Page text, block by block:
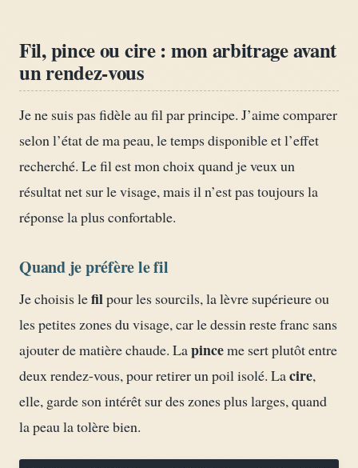
Fil, pince ou cire : mon arbitrage avant
un rendez-vous
Je ne suis pas fidèle au fil par principe. J’aime comparer
selon l’état de ma peau, le temps disponible et l’effet
recherché. Le fil est mon choix quand je veux un
résultat net sur le visage, mais il n’est pas toujours la
réponse la plus confortable.
Quand je préfère le fil
Je choisis lefilpour les sourcils, la lèvre supérieure ou
les petites zones du visage, car le dessin reste franc sans
ajouter de matière chaude. Lapinceme sert plutôt entre
deux rendez-vous, pour retirer un poil isolé. Lacire,
elle, garde son intérêt sur des zones plus larges, quand
la peau la tolère bien.